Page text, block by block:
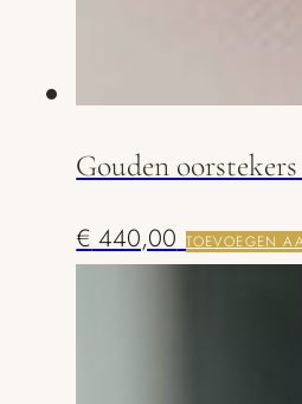
Gouden
€ 440,00 TOEVOEGEN